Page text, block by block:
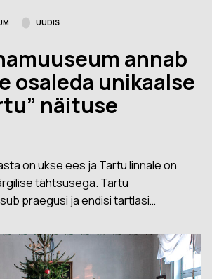
UUDIS
annab
osaleda unikaalse
näituse
on ukse ees ja Tartu linnale on
tähtsusega. Tartu
praegusi ja endisi tartlasi…